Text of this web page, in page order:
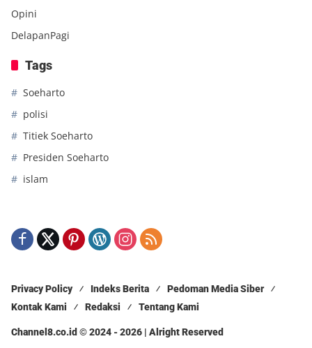
Opini
DelapanPagi
Tags
Soeharto
polisi
Titiek Soeharto
Presiden Soeharto
islam
Privacy Policy Indeks Berita
Pedoman Media Siber
Kontak Kami
Redaksi Tentang Kami
Channel8.co.id © 2024 - 2026 | Alright Reserved